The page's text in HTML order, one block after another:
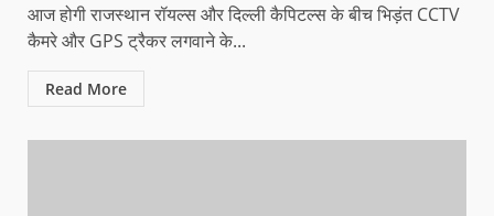
आज होगी राजस्थान रॉयल्स और दिल्ली कैपिटल्स के बीच भिड़ंत CCTV
कैमरे और GPS ट्रैकर लगवाने के...
Read More